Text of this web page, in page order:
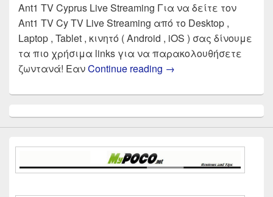
Ant1 TV Cyprus Live Streaming Για να δείτε τον
Ant1 TV Cy TV Live Streaming από το Desktop ,
Laptop , Tablet , κινητό ( Android , iOS ) σας δίνουμε
τα πιο χρήσιμα links για να παρακολουθήσετε
ζωντανά! ΕανContinue reading ANT1 TV CYPRUS
→
Sidebar
Widget